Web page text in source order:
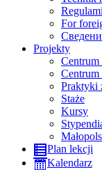
For
Projekty
Praktyki
Staże
Kursy
Plan lekcji
Kalendarz